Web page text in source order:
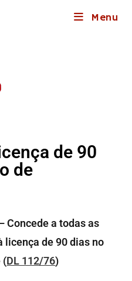
Menu
de 90
de
Concede a todas as
licença de 90 dias no
(DL 112/76)